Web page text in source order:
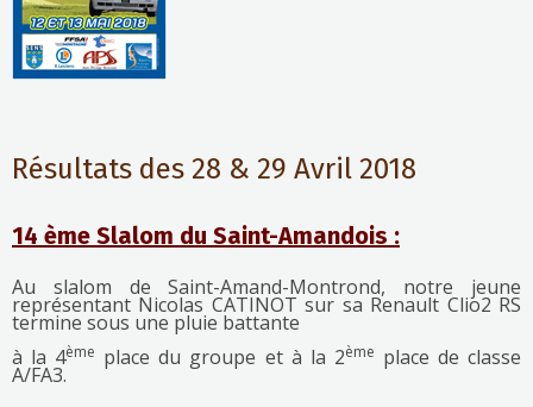
Résultats des 28 & 29 Avril 2018
14 ème Slalom du Saint-Amandois :
Au slalom de Saint-Amand-Montrond, notre jeune
représentant Nicolas CATINOT sur sa Renault Clio2 RS
termine sous une pluie battante
à la 4ème place du groupe et à la 2ème place de classe
A/FA3.